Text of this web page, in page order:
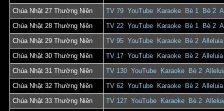
Chúa Nhật 27 Thường Niên
TV 79 YouTube Karaoke Bè 1 Bè 2
Chúa Nhật 28 Thường Niên
TV 22 YouTube Karaoke Bè 1 Bè 2
Chúa Nhật 29 Thường Niên
TV 95 YouTube Karaoke Bè 2 Alleluia
Chúa Nhật 30 Thường Niên
TV 17 YouTube Karaoke Bè 2 Alleluia
Chúa Nhật 31 Thường Niên
TV 130 YouTube Karaoke Bè 2
Chúa Nhật 32 Thường Niên
TV 62 YouTube Karaoke Bè 2 Alleluia
Chúa Nhật 33 Thường Niên
TV 127 YouTube Karaoke Bè 2